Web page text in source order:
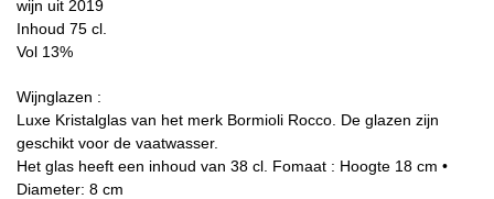
wijn uit 2019
Inhoud 75 cl.
Vol 13%
Wijnglazen :
Luxe Kristalglas van het merk Bormioli Rocco. De glazen zijn
geschikt voor de vaatwasser.
Het glas heeft een inhoud van 38 cl. Fomaat : Hoogte 18 cm •
Diameter: 8 cm